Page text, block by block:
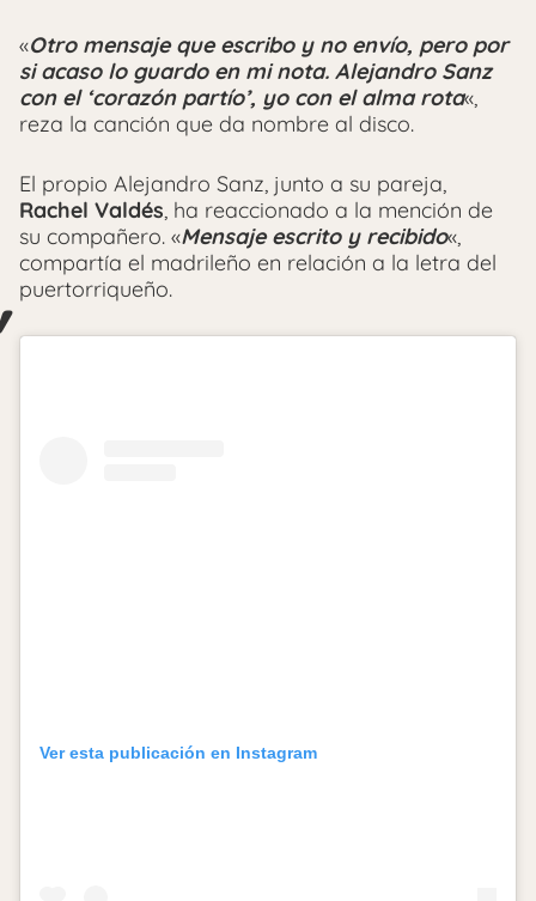
«Otro mensaje que escribo y no envío, pero por
si acaso lo guardo en mi nota. Alejandro Sanz
con el ‘corazón partío’, yo con el alma rota«,
reza la canción que da nombre al disco.
El propio Alejandro Sanz, junto a su pareja,
Rachel Valdés, ha reaccionado a la mención de
su compañero. «Mensaje escrito y recibido«,
compartía el madrileño en relación a la letra del
puertorriqueño.
Ver esta publicación en Instagram